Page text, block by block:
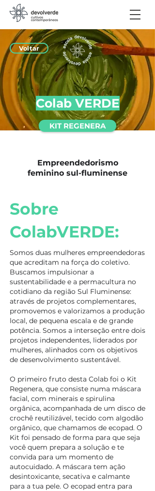
Voltar
Colab VERDE
KIT REGENERA
Empreendedorismo
feminino sul-fluminense
Sobre
ColabVERDE:
Somos duas mulheres empreendedoras
que acreditam na força do coletivo.
Buscamos impulsionar a
sustentabilidade e a permacultura no
cotidiano da região Sul Fluminense:
através de projetos complementares,
promovemos e valorizamos a produção
local, de pequena escala e de grande
potência. Somos a interseção entre dois
projetos independentes, liderados por
mulheres, alinhados com os objetivos
de desenvolvimento sustentável.
O primeiro fruto desta Colab foi o Kit
Regenera, que consiste numa máscara
facial, com minerais e spirulina
orgânica, acompanhada de um disco de
crochê reutilizável, tecido com algodão
orgânico, que chamamos de ecopad. O
Kit foi pensado de forma para que seja
você quem prepara a solução e te
convida para um momento de
autocuidado. A máscara tem ação
desintoxicante, secativa e calmante
para a tua pele. O ecopad entra para